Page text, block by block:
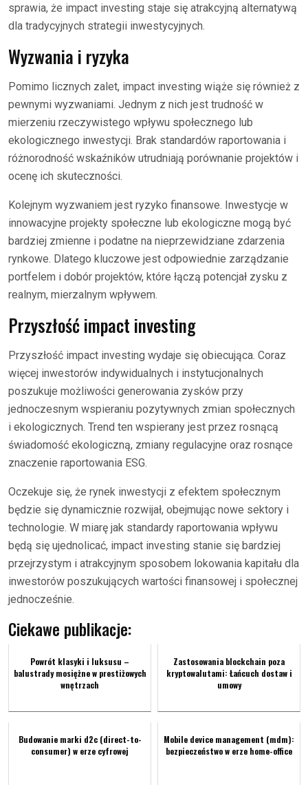
sprawia, że impact investing staje się atrakcyjną alternatywą
dla tradycyjnych strategii inwestycyjnych.
Wyzwania i ryzyka
Pomimo licznych zalet, impact investing wiąże się również z
pewnymi wyzwaniami. Jednym z nich jest trudność w
mierzeniu rzeczywistego wpływu społecznego lub
ekologicznego inwestycji. Brak standardów raportowania i
różnorodność wskaźników utrudniają porównanie projektów i
ocenę ich skuteczności.
Kolejnym wyzwaniem jest ryzyko finansowe. Inwestycje w
innowacyjne projekty społeczne lub ekologiczne mogą być
bardziej zmienne i podatne na nieprzewidziane zdarzenia
rynkowe. Dlatego kluczowe jest odpowiednie zarządzanie
portfelem i dobór projektów, które łączą potencjał zysku z
realnym, mierzalnym wpływem.
Przyszłość impact investing
Przyszłość impact investing wydaje się obiecująca. Coraz
więcej inwestorów indywidualnych i instytucjonalnych
poszukuje możliwości generowania zysków przy
jednoczesnym wspieraniu pozytywnych zmian społecznych
i ekologicznych. Trend ten wspierany jest przez rosnącą
świadomość ekologiczną, zmiany regulacyjne oraz rosnące
znaczenie raportowania ESG.
Oczekuje się, że rynek inwestycji z efektem społecznym
będzie się dynamicznie rozwijał, obejmując nowe sektory i
technologie. W miarę jak standardy raportowania wpływu
będą się ujednolicać, impact investing stanie się bardziej
przejrzystym i atrakcyjnym sposobem lokowania kapitału dla
inwestorów poszukujących wartości finansowej i społecznej
jednocześnie.
Ciekawe publikacje:
Powrót klasyki i luksusu –
balustrady mosiężne w prestiżowych
wnętrzach
Zastosowania blockchain poza
kryptowalutami: Łańcuch dostaw i
umowy
Budowanie marki d2c (direct-to-
consumer) w erze cyfrowej
Mobile device management (mdm):
bezpieczeństwo w erze home-office